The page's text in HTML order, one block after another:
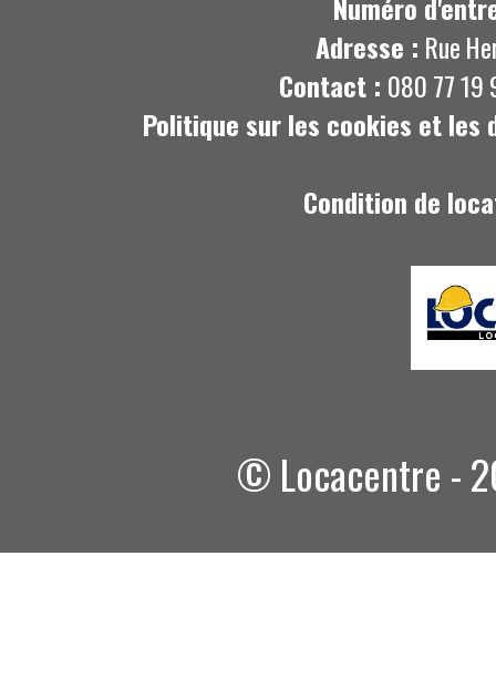
Numéro
Adresse : Rue
Contact : 080 77 19
Politique sur les cookies et les
Condition de
© Locacentre -